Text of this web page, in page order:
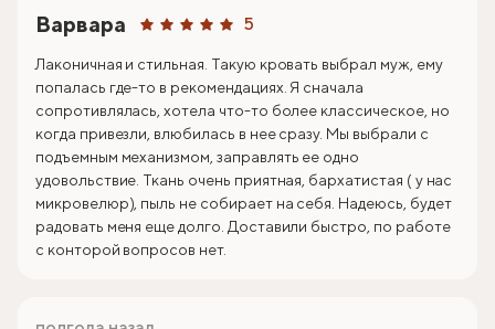
Варвара 5
Лаконичная и стильная. Такую кровать выбрал муж, ему
попалась где-то в рекомендациях. Я сначала
сопротивлялась, хотела что-то более классическое, но
когда привезли, влюбилась в нее сразу. Мы выбрали с
подъемным механизмом, заправлять ее одно
удовольствие. Ткань очень приятная, бархатистая ( у нас
микровелюр), пыль не собирает на себя. Надеюсь, будет
радовать меня еще долго. Доставили быстро, по работе
с конторой вопросов нет.